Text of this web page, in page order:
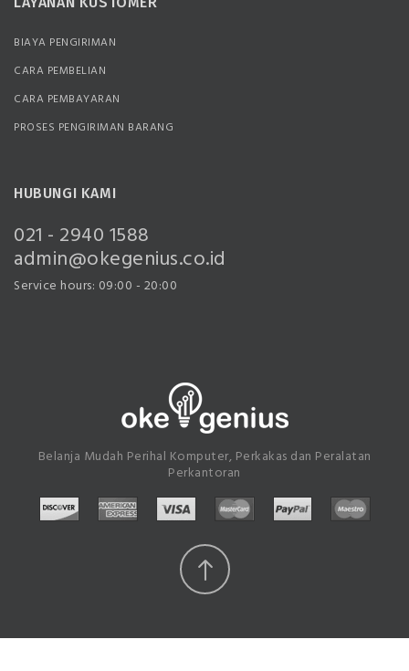
BIAYA PENGIRIMAN
CARA PEMBELIAN
CARA PEMBAYARAN
PROSES PENGIRIMAN BARANG
HUBUNGI KAMI
021 - 2940 1588
admin@okegenius.co.id
Service hours: 09:00 - 20:00
Belanja Mudah Perihal Komputer, Perkakas dan Peralatan
Perkantoran
Scroll
Top